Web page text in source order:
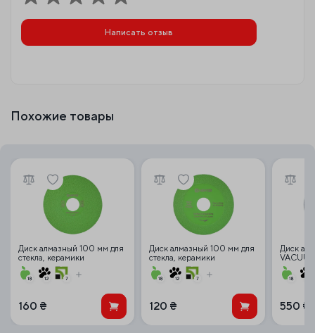
Написать отзыв
Похожие товары
Диск алмазный 100 мм для
стекла, керамики
100*30*1,2*22,23
160 ₴
Диск алмазный 100 мм для
стекла, керамики
100*15*1*22,23
120 ₴
Диск
550 ₴